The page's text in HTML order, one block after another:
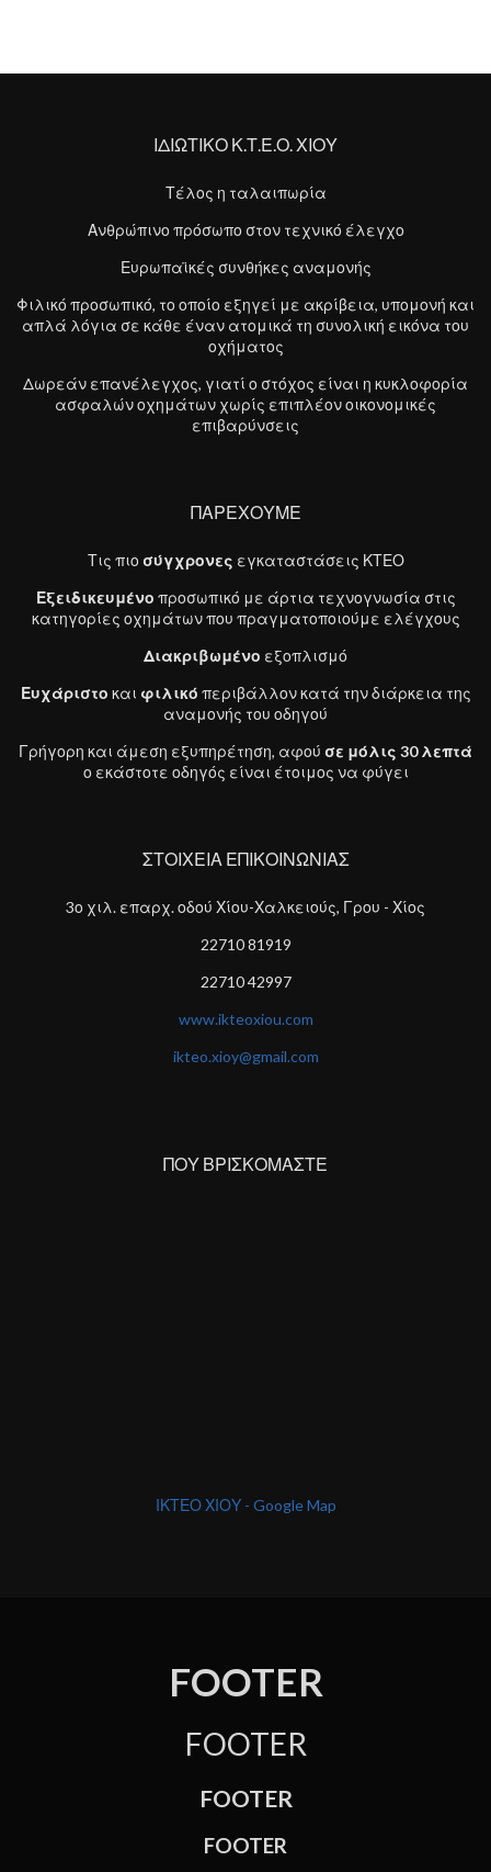
ΙΔΙΩΤΙΚΟ Κ.Τ.Ε.Ο. ΧΙΟΥ
Τέλος η ταλαιπωρία
Ανθρώπινο πρόσωπο στον τεχνικό έλεγχο
Ευρωπαϊκές συνθήκες αναμονής
Φιλικό προσωπικό, το οποίο εξηγεί με ακρίβεια, υπομονή και
απλά λόγια σε κάθε έναν ατομικά τη συνολική εικόνα του
οχήματος
Δωρεάν επανέλεγχος, γιατί ο στόχος είναι η κυκλοφορία
ασφαλών οχημάτων χωρίς επιπλέον οικονομικές
επιβαρύνσεις
ΠΑΡΕΧΟΥΜΕ
Τις πιο σύγχρονες εγκαταστάσεις ΚΤΕΟ
Εξειδικευμένο προσωπικό με άρτια τεχνογνωσία στις
κατηγορίες οχημάτων που πραγματοποιούμε ελέγχους
Διακριβωμένο εξοπλισμό
Ευχάριστο και φιλικό περιβάλλον κατά την διάρκεια της
αναμονής του οδηγού
Γρήγορη και άμεση εξυπηρέτηση, αφού σε μόλις 30 λεπτά
ο εκάστοτε οδηγός είναι έτοιμος να φύγει
ΣΤΟΙΧΕΙΑ ΕΠΙΚΟΙΝΩΝΙΑΣ
3ο χιλ. επαρχ. οδού Χίου-Χαλκειούς, Γρου - Χίος
22710 81919
22710 42997
www.ikteoxiou.com
ikteo.xioy@gmail.com
ΠΟΥ ΒΡΙΣΚΟΜΑΣΤΕ
ΙΚΤΕΟ ΧΙΟΥ - Google Map
FOOTER
FOOTER
FOOTER
FOOTER